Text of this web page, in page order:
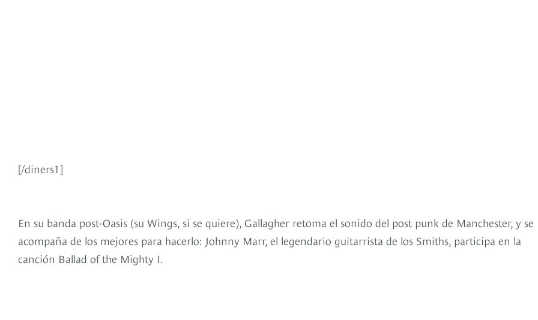
[/diners1]
En su banda post-Oasis (su Wings, si se quiere), Gallagher retoma el sonido del post punk de Manchester, y se
acompaña de los mejores para hacerlo: Johnny Marr, el legendario guitarrista de los Smiths, participa en la
canción Ballad of the Mighty I.